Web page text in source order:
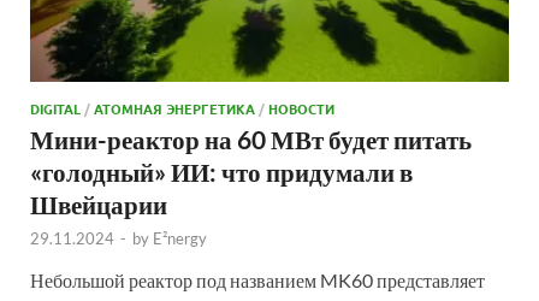
DIGITAL /АТОМНАЯ ЭНЕРГЕТИКА /НОВОСТИ
Мини-реактор на 60 МВт будет питать
«голодный» ИИ: что придумали в
Швейцарии
29.11.2024 - by E²nergy
Небольшой реактор под названием MK60 представляет